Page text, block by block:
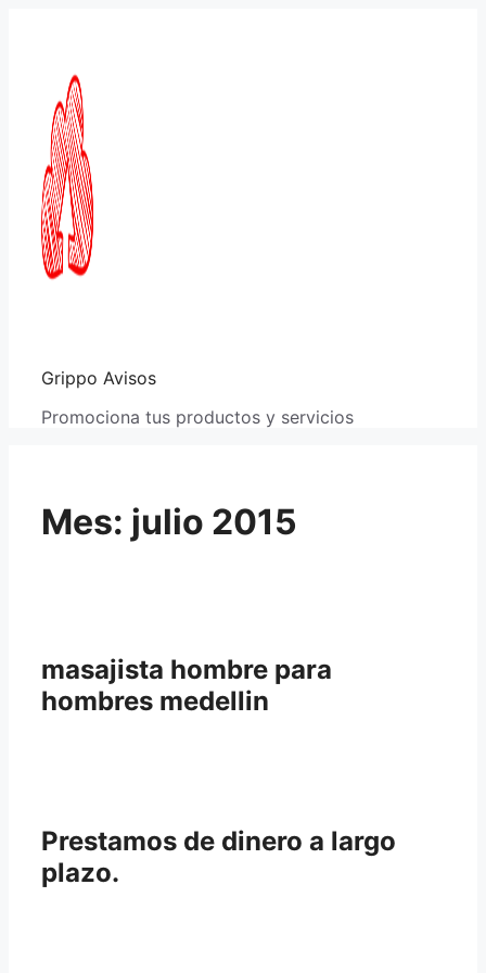
Grippo Avisos
Promociona tus productos y servicios
Mes: julio 2015
masajista hombre para
hombres medellin
Prestamos de dinero a largo
plazo.